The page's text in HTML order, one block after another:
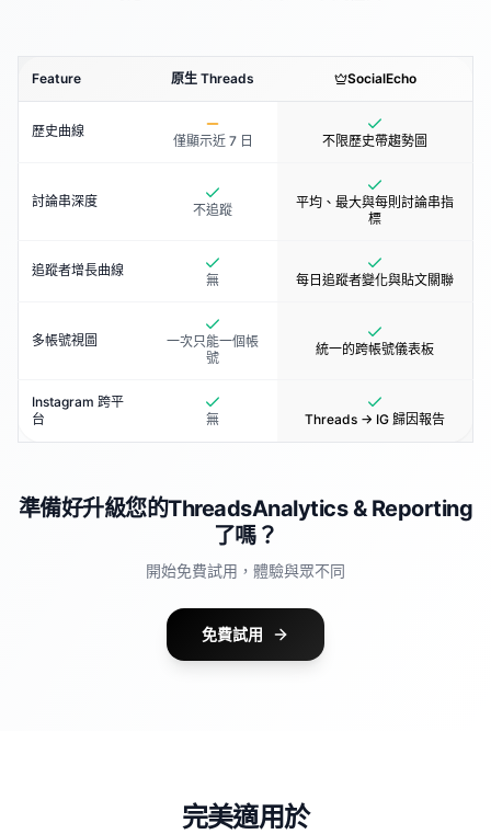
Feature 原生 Threads SocialEcho
歷史曲線
僅顯示近 7 日 不限歷史帶趨勢圖
討論串深度
不追蹤
平均、最大與每則討論串指
標
追蹤者增長曲線
無 每日追蹤者變化與貼文關聯
多帳號視圖
一次只能一個帳
號
統一的跨帳號儀表板
Instagram 跨平
台
無 Threads → IG 歸因報告
準備好升級您的ThreadsAnalytics & Reporting
了嗎？
開始免費試用，體驗與眾不同
免費試用
完美適用於